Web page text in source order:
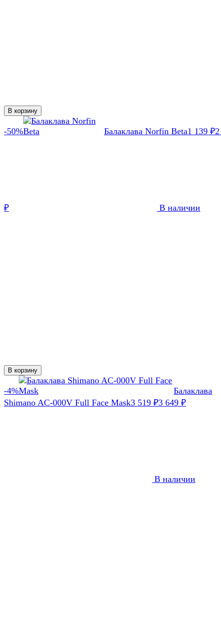
В корзину
-50% Балаклава Norfin Beta1 139 ₽
₽ В наличии
В корзину
-4%
Балаклава
Shimano AC-000V Full Face Mask3 519 ₽3 649 ₽
В наличии